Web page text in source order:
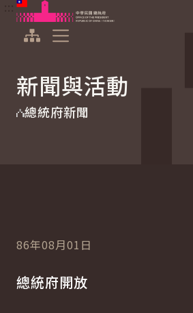
跳到主要內容
中華民國總統府
新聞與活動
總統府新聞
86年08月01日
總統府開放